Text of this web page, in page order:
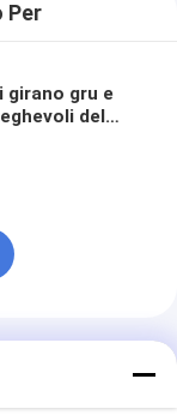
Per
girano gru e
del